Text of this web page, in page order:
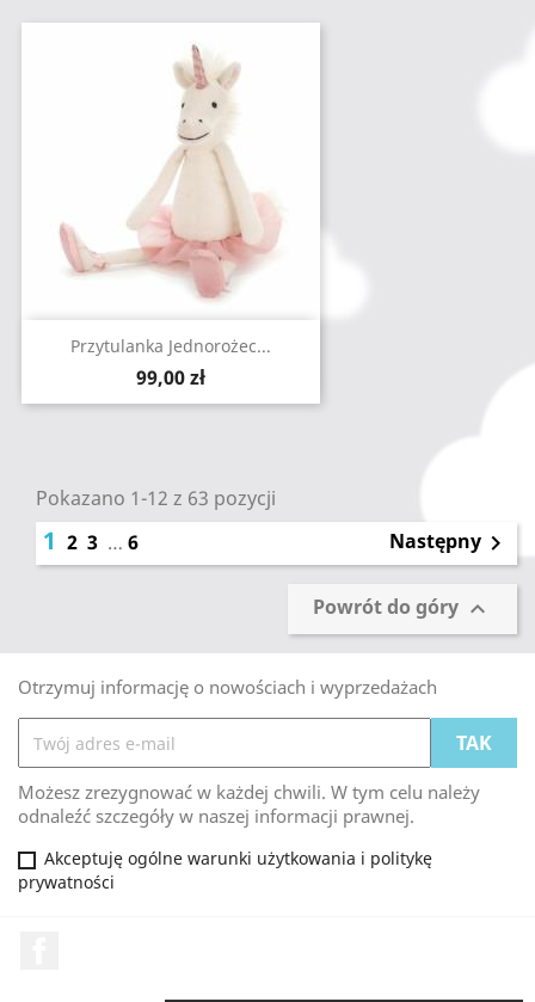
Przytulanka Jednorożec...
Cena
99,00 zł
Pokazano 1-12 z 63 pozycji
1 2 3 … 6 Następny 
Powrót do góry 
Otrzymuj informację o nowościach i wyprzedażach
Możesz zrezygnować w każdej chwili. W tym celu należy
odnaleźć szczegóły w naszej informacji prawnej.
Akceptuję ogólne warunki użytkowania i politykę
prywatności